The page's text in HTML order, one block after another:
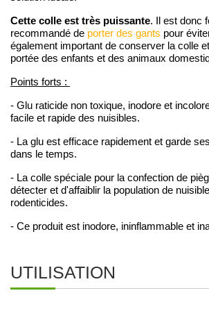
Cette colle est très puissante. Il est donc
recommandé de porter des gants pour
également important de conserver la colle
portée des enfants et des animaux
Points forts :
- Glu raticide non toxique, inodore et
facile et rapide des nuisibles.
- La glu est efficace rapidement et garde
dans le temps.
- La colle spéciale pour la confection de
détecter et d'affaiblir la population de
rodenticides.
- Ce produit est inodore, ininflammable et
UTILISATION